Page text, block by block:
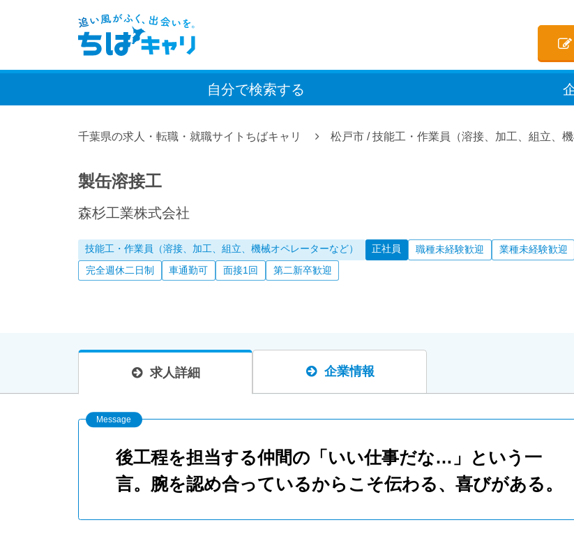
自分で検索する
千葉県の求人・転職・就職サイトちばキャリ 松戸市 /技能工・作業員（溶接、加工、組立、機
製缶溶接工
森杉工業株式会社
技能工・作業員（溶接、加工、組立、機械オペレーターなど） 正社員 職種未経験歓迎 業種未経験歓迎
完全週休二日制
車通勤可 面接1回 第二新卒歓迎
求人詳細 企業情報
後工程を担当する仲間の「いい仕事だな…」という一
言。腕を認め合っているからこそ伝わる、喜びがある。